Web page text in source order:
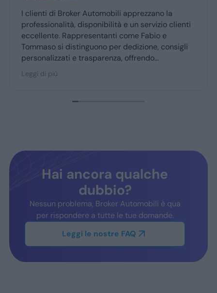
di Broker Automobili apprezzano la
disponibilità e un servizio clienti
Rappresentanti come Fabio e
si distinguono per dedizione, consigli
e trasparenza, offrendo
d’acquisto accogliente. Broker
è molto consigliato dai clienti fedeli,
di più
Hai ancora qualche
dubbio?
Nessun problema, Broker Automobili è qua
per rispondere a tutte le tue domande.
Leggi le nostre FAQ